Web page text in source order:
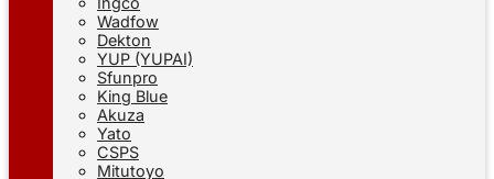
Wadfow
Dekton
YUP (YUPAI)
Sfunpro
King Blue
Akuza
Yato
CSPS
Mitutoyo